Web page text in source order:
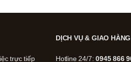
trực tiếp
DỊCH VỤ & GIAO HÀNG
Hotline 24/7:0945 866